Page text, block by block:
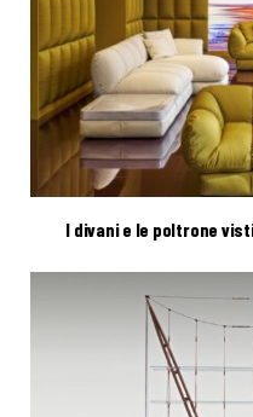
I divani e le poltrone